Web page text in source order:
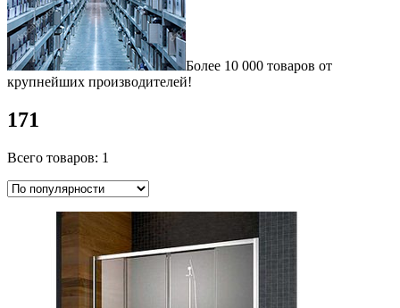
Более 10 000 товаров от
крупнейших производителей!
171
Всего товаров: 1